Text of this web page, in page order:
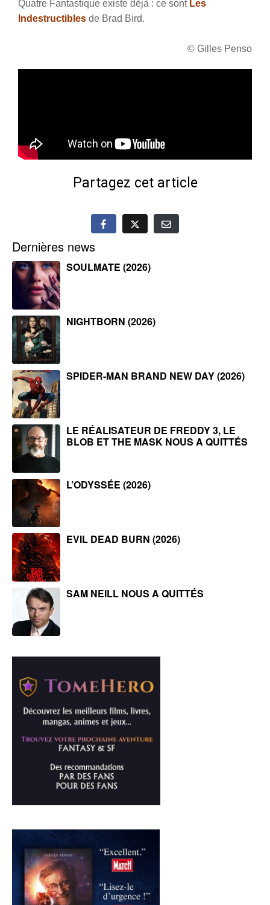
Quatre Fantastique existe déjà : ce sont Les
Indestructibles de Brad Bird.
© Gilles Penso
Partagez cet article
Dernières news
SOULMATE (2026)
NIGHTBORN (2026)
SPIDER-MAN BRAND NEW DAY (2026)
LE RÉALISATEUR DE FREDDY 3, LE
BLOB ET THE MASK NOUS A QUITTÉS
L’ODYSSÉE (2026)
EVIL DEAD BURN (2026)
SAM NEILL NOUS A QUITTÉS